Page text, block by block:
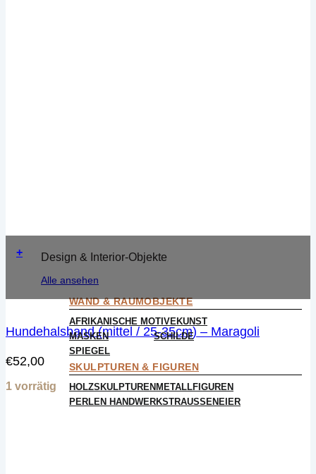
Design & Interior-Objekte
Alle ansehen
WAND & RAUMOBJEKTE
AFRIKANISCHE MOTIVEKUNST
MASKEN
SCHILDE
SPIEGEL
SKULPTUREN & FIGUREN
HOLZSKULPTURENMETALLFIGUREN
PERLEN HANDWERKSTRAUSSENEIER
+
Hundehalsband (mittel / 25-35cm) – Maragoli
€52,00
1 vorrätig